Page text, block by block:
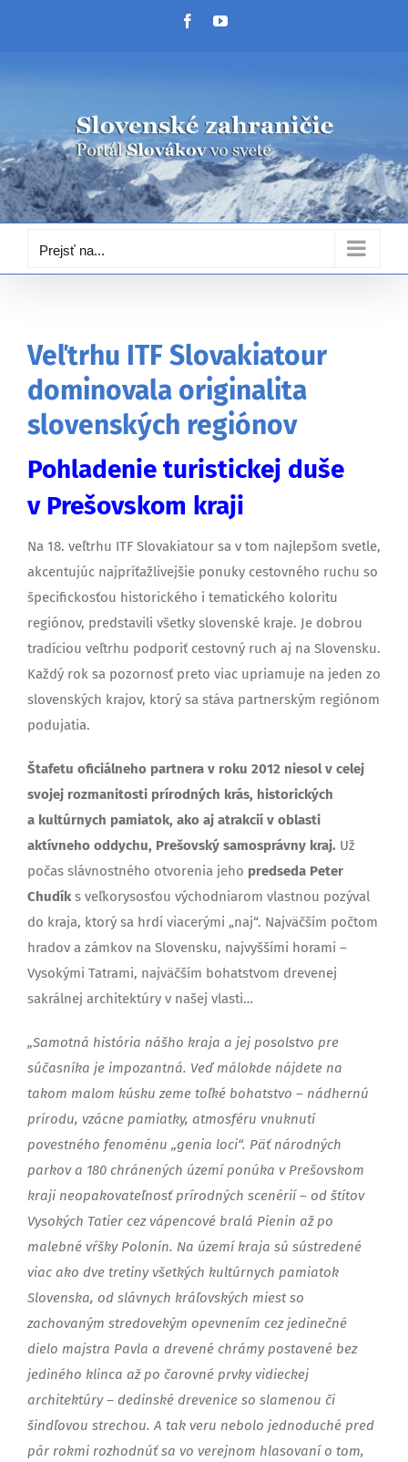
FacebookYouTube
Prejsť na...
Veľtrhu ITF Slovakiatour
dominovala originalita
slovenských regiónov
Pohladenie turistickej duše
v Prešovskom kraji
Na 18. veľtrhu ITF Slovakiatour sa v tom najlepšom svetle,
akcentujúc najpríťažlivejšie ponuky cestovného ruchu so
špecifickosťou historického i tematického koloritu
regiónov, predstavili všetky slovenské kraje. Je dobrou
tradíciou veľtrhu podporiť cestovný ruch aj na Slovensku.
Každý rok sa pozornosť preto viac upriamuje na jeden zo
slovenských krajov, ktorý sa stáva partnerským regiónom
podujatia.
Štafetu oficiálneho partnera v roku 2012 niesol v celej
svojej rozmanitosti prírodných krás, historických
a kultúrnych pamiatok, ako aj atrakcií v oblasti
aktívneho oddychu, Prešovský samosprávny kraj. Už
počas slávnostného otvorenia jeho predseda Peter
Chudík s veľkorysosťou východniarom vlastnou pozýval
do kraja, ktorý sa hrdí viacerými „naj“. Najväčším počtom
hradov a zámkov na Slovensku, najvyššími horami –
Vysokými Tatrami, najväčším bohatstvom drevenej
sakrálnej architektúry v našej vlasti…
„Samotná história nášho kraja a jej posolstvo pre
súčasníka je impozantná. Veď málokde nájdete na
takom malom kúsku zeme toľké bohatstvo – nádhernú
prírodu, vzácne pamiatky, atmosféru vnuknutí
povestného fenoménu „genia loci“. Päť národných
parkov a 180 chránených území ponúka v Prešovskom
kraji neopakovateľnosť prírodných scenérií – od štítov
Vysokých Tatier cez vápencové bralá Pienin až po
malebné vŕšky Polonín. Na území kraja sú sústredené
viac ako dve tretiny všetkých kultúrnych pamiatok
Slovenska, od slávnych kráľovských miest so
zachovaným stredovekým opevnením cez jedinečné
dielo majstra Pavla a drevené chrámy postavené bez
jediného klinca až po čarovné prvky vidieckej
architektúry – dedinské drevenice so slamenou či
šindľovou strechou. A tak veru nebolo jednoduché pred
pár rokmi rozhodnúť sa vo verejnom hlasovaní o tom,